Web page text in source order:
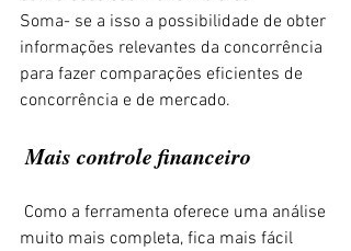
Soma- se a isso a possibilidade de obter
informações relevantes da concorrência
para fazer comparações eficientes de
concorrência e de mercado.
Mais controle financeiro
muito mais completa, fica mais fácil